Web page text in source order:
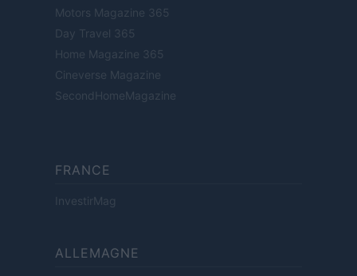
Motors Magazine 365
Day Travel 365
Home Magazine 365
Cineverse Magazine
SecondHomeMagazine
FRANCE
InvestirMag
ALLEMAGNE